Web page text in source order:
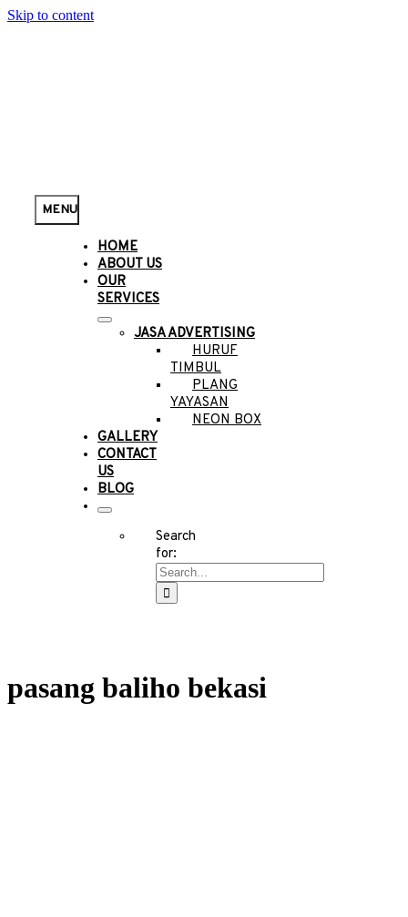
Skip to content
MENU
HOME
ABOUT US
OUR
SERVICES
JASA ADVERTISING
HURUF
TIMBUL
PLANG
YAYASAN
NEON BOX
GALLERY
CONTACT
US
BLOG
Search
for:
pasang baliho bekasi